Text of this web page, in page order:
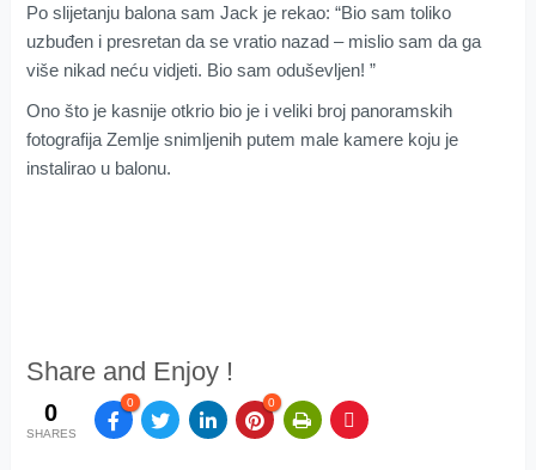
Po slijetanju balona sam Jack je rekao: “Bio sam toliko
uzbuđen i presretan da se vratio nazad – mislio sam da ga
više nikad neću vidjeti. Bio sam oduševljen! ”
Ono što je kasnije otkrio bio je i veliki broj panoramskih
fotografija Zemlje snimljenih putem male kamere koju je
instalirao u balonu.
Share and Enjoy !
0
SHARES
0 0